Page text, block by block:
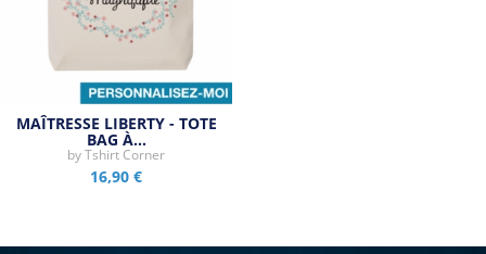
MAÎTRESSE LIBERTY - TOTE
BAG À…
byTshirt Corner
16,90 €